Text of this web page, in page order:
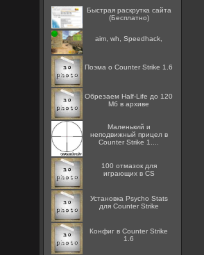
Быстрая раскрутка сайта
(Бесплатно)
aim, wh, Speedhack,
Поэма о Counter Strike 1.6
Обрезаем Half-Life до 120
Мб в архиве
Маленький и
неподвижный прицел в
Counter Strike 1....
100 отмазок для
играющих в CS
Установка Psycho Stats
для Counter Strike
Конфиг в Counter Strike
1.6